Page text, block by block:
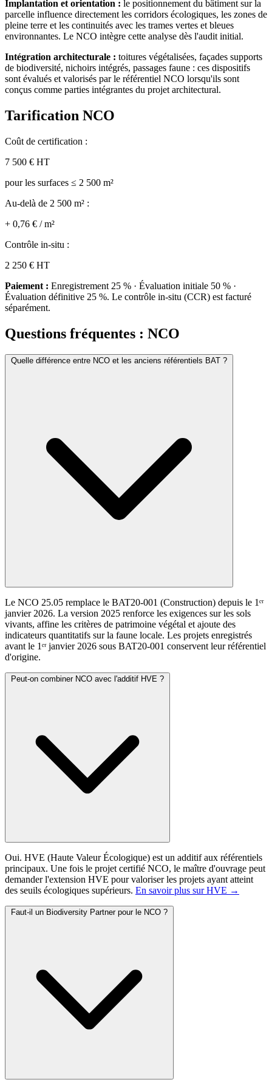
Implantation et orientation : le positionnement du bâtiment sur la
parcelle influence directement les corridors écologiques, les zones de
pleine terre et les continuités avec les trames vertes et bleues
environnantes. Le NCO intègre cette analyse dès l'audit initial.
Intégration architecturale : toitures végétalisées, façades supports
de biodiversité, nichoirs intégrés, passages faune : ces dispositifs
sont évalués et valorisés par le référentiel NCO lorsqu'ils sont
conçus comme parties intégrantes du projet architectural.
Tarification NCO
Coût de certification :
7 500 € HT
pour les surfaces ≤ 2 500 m²
Au-delà de 2 500 m² :
+ 0,76 € / m²
Contrôle in-situ :
2 250 € HT
Paiement : Enregistrement 25 % · Évaluation initiale 50 % ·
Évaluation définitive 25 %. Le contrôle in-situ (CCR) est facturé
séparément.
Questions fréquentes : NCO
Quelle différence entre NCO et les anciens référentiels BAT ?
Le NCO 25.05 remplace le BAT20-001 (Construction) depuis le 1ᵉʳ
janvier 2026. La version 2025 renforce les exigences sur les sols
vivants, affine les critères de patrimoine végétal et ajoute des
indicateurs quantitatifs sur la faune locale. Les projets enregistrés
avant le 1ᵉʳ janvier 2026 sous BAT20-001 conservent leur référentiel
d'origine.
Peut-on combiner NCO avec l'additif HVE ?
Oui. HVE (Haute Valeur Écologique) est un additif aux référentiels
principaux. Une fois le projet certifié NCO, le maître d'ouvrage peut
demander l'extension HVE pour valoriser les projets ayant atteint
des seuils écologiques supérieurs. En savoir plus sur HVE →
Faut-il un Biodiversity Partner pour le NCO ?